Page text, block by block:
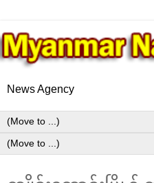
News Agency